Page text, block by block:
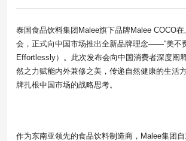
泰国食品饮料集团Malee旗下品牌Malee COCO
会，正式向中国市场推出全新品牌理念——“美不
Effortlessly）。此次发布会向中国消费者深度阐
然之力赋能内外兼修之美，传递自然健康的生活
牌扎根中国市场的战略思考。
作为东南亚领先的食品饮料制造商，Malee集团自